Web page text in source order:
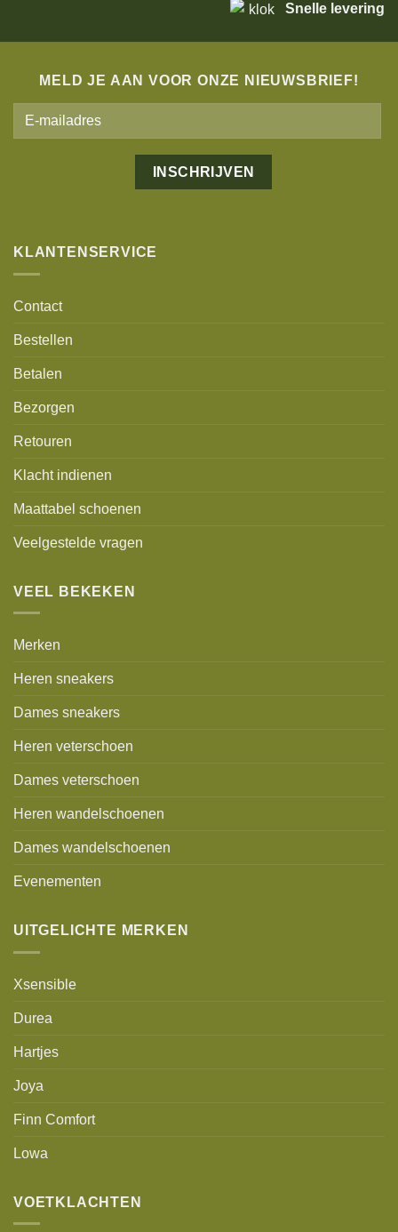
Snelle levering
MELD JE AAN VOOR ONZE NIEUWSBRIEF!
KLANTENSERVICE
Contact
Bestellen
Betalen
Bezorgen
Retouren
Klacht indienen
Maattabel schoenen
Veelgestelde vragen
VEEL BEKEKEN
Merken
Heren sneakers
Dames sneakers
Heren veterschoen
Dames veterschoen
Heren wandelschoenen
Dames wandelschoenen
Evenementen
UITGELICHTE MERKEN
Xsensible
Durea
Hartjes
Joya
Finn Comfort
Lowa
VOETKLACHTEN